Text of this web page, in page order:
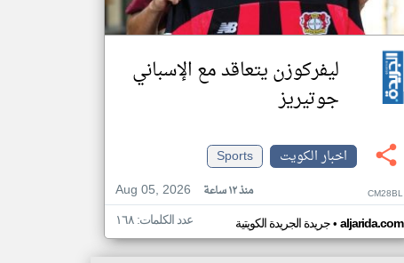
ليفركوزن يتعاقد مع الإسباني
جوتيريز
اخبار الكويت
Sports
Aug 05, 2026
منذ ١٢ ساعة CM28BL
جريدة الجريدة الكويتية• aljarida.com عدد الكلمات: ١٦٨